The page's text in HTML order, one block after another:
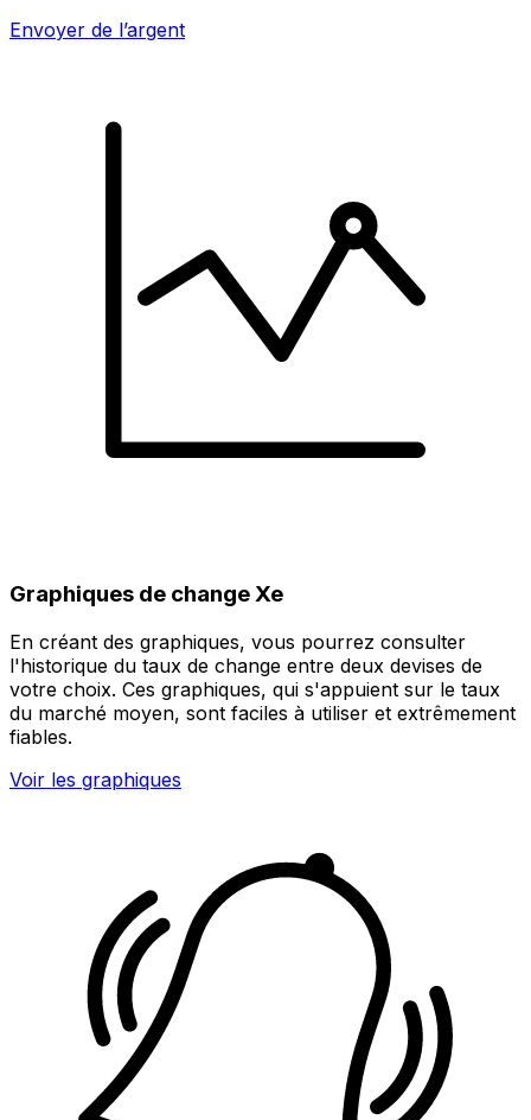
Envoyer de l’argent
Graphiques de change Xe
En créant des graphiques, vous pourrez consulter
l'historique du taux de change entre deux devises de
votre choix. Ces graphiques, qui s'appuient sur le taux
du marché moyen, sont faciles à utiliser et extrêmement
fiables.
Voir les graphiques